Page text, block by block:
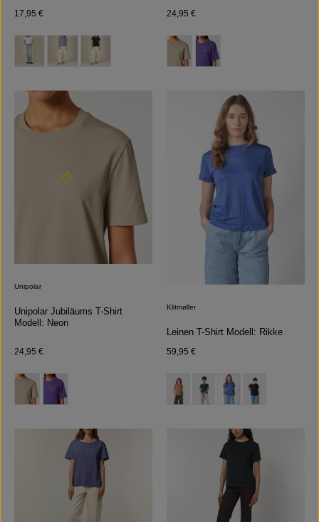
Regulärer Preis:
17,95 €
Farbe auswählen
Regulärer Preis:
24,95 €
Farbeauswählen
Unipolar
Unipolar Jubiläums T-Shirt
Modell: Neon
Regulärer Preis:
24,95 €
Farbeauswählen
(Diese Option ist zurzeit nicht verfügbar.)
Klitmøller
Leinen T-Shirt Modell: Rikke
Regulärer Preis:
59,95 €
Farbe auswählen
(Diese Option ist zurzeit nicht
(Diese Option ist zurzeit nicht